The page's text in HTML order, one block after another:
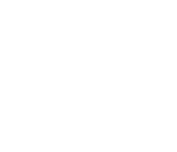
Святого Мартина"